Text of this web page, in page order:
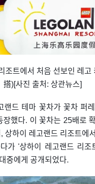
조트에서 처음 선보인 레고
搭)[사진 출처: 상관뉴스]
랜드 테마 꽃차가 꽃차 퍼
장했다. 이 꽃차는 25배로
상하이 레고랜드 리조트에
가 '상하이 레고랜드 리조
중에게 공개되었다.